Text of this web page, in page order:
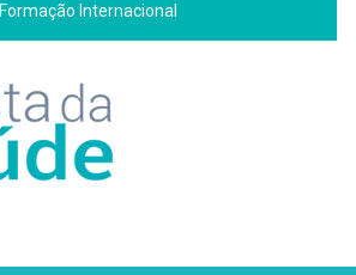
Formação Internacional